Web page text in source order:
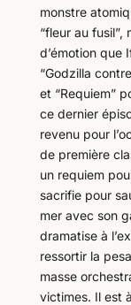
monstre
“fleur au fusil”,
d’émotion que
“Godzilla
et “Requiem”
ce dernier
revenu pour
de première
un requiem
sacrifie pour
mer avec son
dramatise à
ressortir la
masse
victimes. Il est